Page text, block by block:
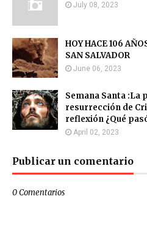
July 08, 2023
HOY HACE 106
SAN SALVADOR
June 06, 2023
Semana Santa :La
resurrección de
reflexión ¿Qué
April 02, 2023
Publicar un comentario
0 Comentarios